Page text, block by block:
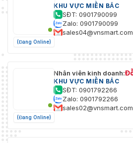
(Đang Online)
KHU VỰC MIỀN BẮC
SĐT: 0901790099
Zalo: 0901790099
(Đang Online)
Nhân viên kinh doanh:
KHU VỰC MIỀN BẮC
SĐT: 0901792266
Zalo: 0901792266